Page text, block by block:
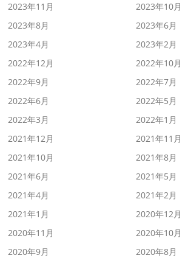
2023年11月
2023年10月
2023年8月
2023年6月
2023年4月
2023年2月
2022年12月
2022年10月
2022年9月
2022年7月
2022年6月
2022年5月
2022年3月
2022年1月
2021年12月
2021年11月
2021年10月
2021年8月
2021年6月
2021年5月
2021年4月
2021年2月
2021年1月
2020年12月
2020年11月
2020年10月
2020年9月
2020年8月